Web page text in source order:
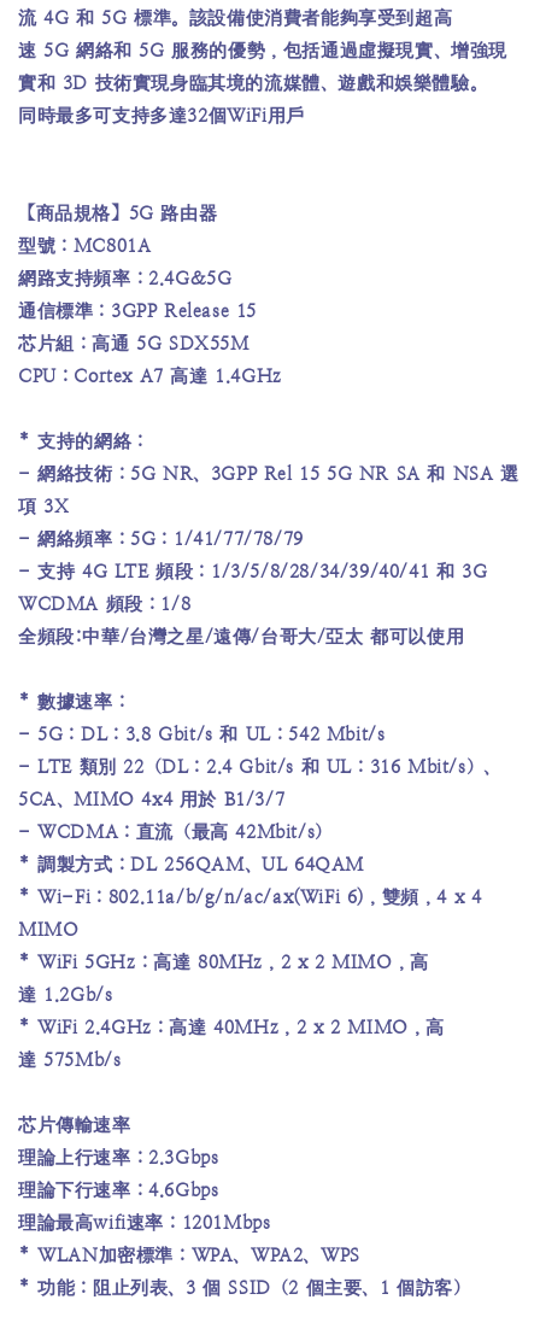
流 4G 和 5G 標準。該設備使消費者能夠享受到超高
速 5G 網絡和 5G 服務的優勢，包括通過虛擬現實、增強現
實和 3D 技術實現身臨其境的流媒體、遊戲和娛樂體驗。
同時最多可支持多達32個WiFi用戶
【商品規格】5G 路由器
型號：MC801A
網路支持頻率：2.4G&5G
通信標準：3GPP Release 15
芯片組：高通 5G SDX55M
CPU：Cortex A7 高達 1.4GHz
* 支持的網絡：
- 網絡技術：5G NR、3GPP Rel 15 5G NR SA 和 NSA 選
項 3X
- 網絡頻率：5G：1/41/77/78/79
- 支持 4G LTE 頻段：1/3/5/8/28/34/39/40/41 和 3G
WCDMA 頻段：1/8
全頻段:中華/台灣之星/遠傳/台哥大/亞太 都可以使用
* 數據速率：
- 5G：DL：3.8 Gbit/s 和 UL：542 Mbit/s
- LTE 類別 22（DL：2.4 Gbit/s 和 UL：316 Mbit/s）、
5CA、MIMO 4x4 用於 B1/3/7
- WCDMA：直流（最高 42Mbit/s）
* 調製方式：DL 256QAM、UL 64QAM
* Wi-Fi：802.11a/b/g/n/ac/ax(WiFi 6)，雙頻，4 x 4
MIMO
* WiFi 5GHz：高達 80MHz，2 x 2 MIMO，高
達 1.2Gb/s
* WiFi 2.4GHz：高達 40MHz，2 x 2 MIMO，高
達 575Mb/s
芯片傳輸速率
理論上行速率：2.3Gbps
理論下行速率：4.6Gbps
理論最高wifi速率：1201Mbps
* WLAN加密標準：WPA、WPA2、WPS
* 功能：阻止列表、3 個 SSID（2 個主要、1 個訪客）